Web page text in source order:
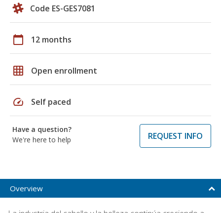
Code ES-GES7081
calendar_today 12 months
grid_on Open enrollment
speed Self paced
Have a question?
We're here to help
REQUEST INFO
Overview